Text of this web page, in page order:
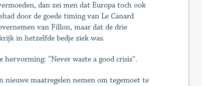
dan zei men dat Europa toch ook
door de goede timing van Le Canard
van Fillon, maar dat de drie
in hetzelfde bedje ziek was.
“Never waste a good crisis”.
nieuwe maatregelen nemen om tegemoet te